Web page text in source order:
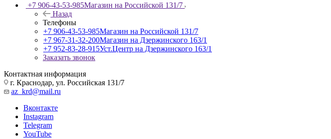
+7 906-43-53-985Магазин на Российской 131/7
Назад
Телефоны
+7 906-43-53-985Магазин на Российской 131/7
+7 967-31-32-200Магазин на Дзержинского 163/1
+7 952-83-28-915Уст.Центр на Дзержинского 163/1
Заказать звонок
Контактная информация
г. Краснодар, ул. Российская 131/7
az_krd@mail.ru
Вконтакте
Instagram
Telegram
YouTube